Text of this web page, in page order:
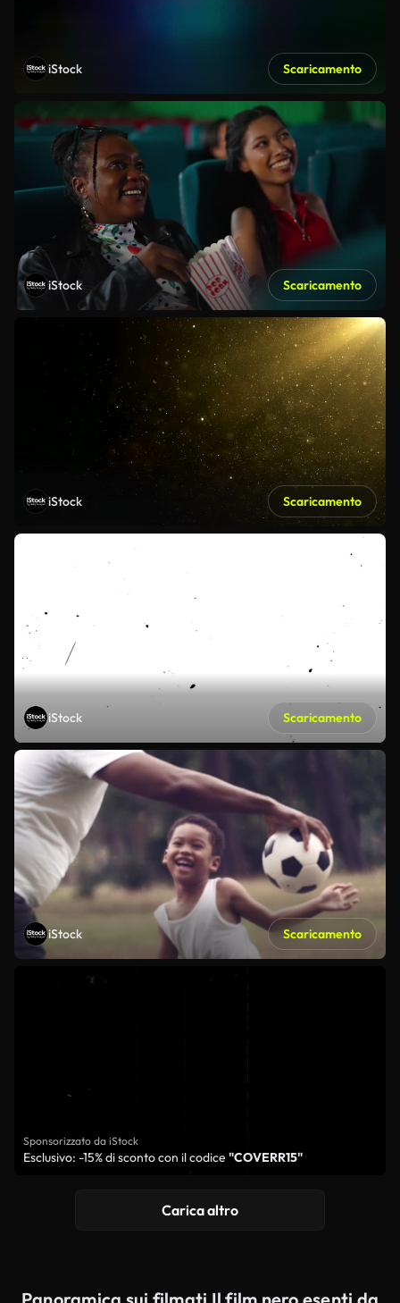
iStock Scaricamento
iStock Scaricamento
iStock Scaricamento
iStock Scaricamento
iStock Scaricamento
Sponsorizzato da iStock
Esclusivo: -15% di sconto con il codice "COVERR15"
Carica altro